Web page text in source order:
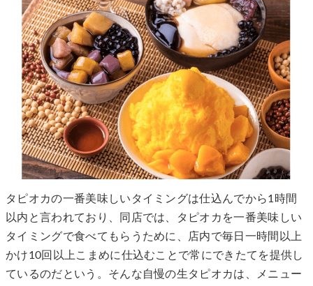
タピオカの一番美味しいタイミングは仕込んでから1時間
以内と言われており、同店では、タピオカを一番美味しい
タイミングで食べてもらうために、店内で毎日一時間以上
かけ10回以上こまめに仕込むことで常にできたてを提供し
ているのだという。そんな自慢の生タピオカは、メニュー